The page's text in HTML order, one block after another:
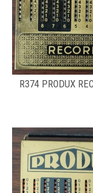
R374 PRODUX